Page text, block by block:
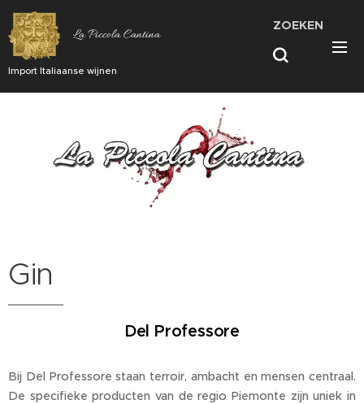
La Piccola Cantina
Import Italiaanse wijnen
ZOEKEN
Gin
Del Professore
Bij Del Professore staan terroir, ambacht en mensen centraal.
De specifieke producten van de regio Piemonte zijn uniek in